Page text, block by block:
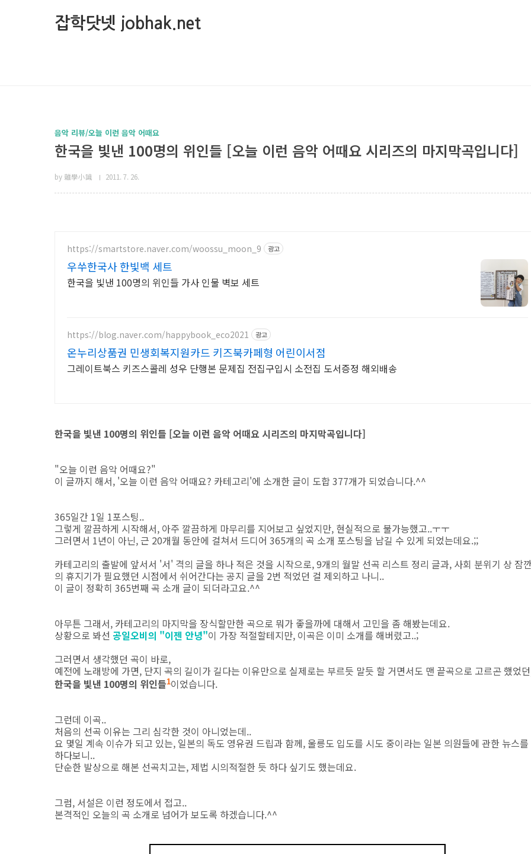
잡학닷넷 jobhak.net
음악 리뷰/오늘 이런 음악 어때요
한국을 빛낸 100명의 위인들 [오늘 이런 음악 어때요 시리즈의 마지막곡입니다]
by 雜學小識 2011. 7. 26.
https://smartstore.naver.com/woossu_moon_9 광고
우쑤한국사 한빛백 세트
한국을 빛낸 100명의 위인들 가사 인물 벽보 세트
https://blog.naver.com/happybook_eco2021 광고
온누리상품권 민생회복지원카드 키즈북카페형 어린이서점
그레이트북스 키즈스콜레 성우 단행본 문제집 전집구입시 소전집 도서증정 해외배송
한국을 빛낸 100명의 위인들 [오늘 이런 음악 어때요 시리즈의 마지막곡입니다]
"오늘 이런 음악 어때요?"
이 글까지 해서, '오늘 이런 음악 어때요? 카테고리'에 소개한 글이 도합 377개가 되었습니다.^^
365일간 1일 1포스팅..
그렇게 깔끔하게 시작해서, 아주 깔끔하게 마무리를 지어보고 싶었지만, 현실적으로 불가능했고..ㅜㅜ
그러면서 1년이 아닌, 근 20개월 동안에 걸쳐서 드디어 365개의 곡 소개 포스팅을 남길 수 있게 되었는데요.;;
카테고리의 출발에 앞서서 '서' 격의 글을 하나 적은 것을 시작으로, 9개의 월말 선곡 리스트 정리 글과, 사회 분위기 상 잠깐
의 휴지기가 필요했던 시점에서 쉬어간다는 공지 글을 2번 적었던 걸 제외하고 나니..
이 글이 정확히 365번째 곡 소개 글이 되더라고요.^^
아무튼 그래서, 카테고리의 마지막을 장식할만한 곡으로 뭐가 좋을까에 대해서 고민을 좀 해봤는데요.
상황으로 봐선 공일오비의 "이젠 안녕"이 가장 적절할테지만, 이곡은 이미 소개를 해버렸고..;
그러면서 생각했던 곡이 바로,
예전에 노래방에 가면, 단지 곡의 길이가 길다는 이유만으로 실제로는 부르듯 말듯 할 거면서도 맨 끝곡으로 고르곤 했었
한국을 빛낸 100명의 위인들1이었습니다.
그런데 이곡..
처음의 선곡 이유는 그리 심각한 것이 아니었는데..
요 몇일 계속 이슈가 되고 있는, 일본의 독도 영유권 드립과 함께, 울릉도 입도를 시도 중이라는 일본 의원들에 관한 뉴스를
하다보니..
단순한 발상으로 해본 선곡치고는, 제법 시의적절한 듯 하다 싶기도 했는데요.
그럼, 서설은 이런 정도에서 접고..
본격적인 오늘의 곡 소개로 넘어가 보도록 하겠습니다.^^